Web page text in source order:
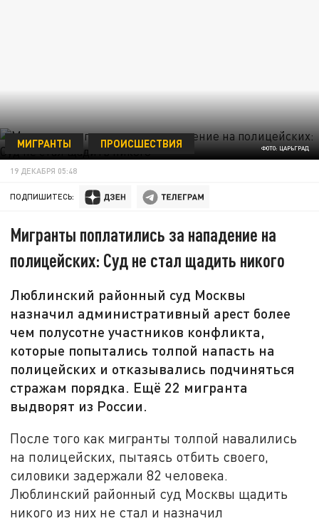
ФОТО: ЦАРЬГРАД
МИГРАНТЫ ПРОИСШЕСТВИЯ
19 ДЕКАБРЯ 05:48
ПОДПИШИТЕСЬ:
Мигранты поплатились за нападение на
полицейских: Суд не стал щадить никого
Люблинский районный суд Москвы
назначил административный арест более
чем полусотне участников конфликта,
которые попытались толпой напасть на
полицейских и отказывались подчиняться
стражам порядка. Ещё 22 мигранта
выдворят из России.
После того как мигранты толпой навалились
на полицейских, пытаясь отбить своего,
силовики задержали 82 человека.
Люблинский районный суд Москвы щадить
никого из них не стал и назначил